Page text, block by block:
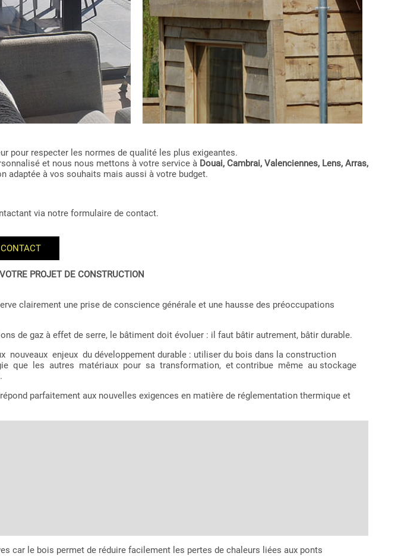
pour respecter les normes de qualité les plus exigeantes.
et nous nous mettons à votre service à Douai, Cambrai, Valenciennes, Lens, Arras,
adaptée à vos souhaits mais aussi à votre budget.
via notre formulaire de contact.
CONTACT
PROJET DE CONSTRUCTION
clairement une prise de conscience générale et une hausse des préoccupations
de gaz à effet de serre, le bâtiment doit évoluer : il faut bâtir autrement, bâtir durable.
enjeux du développement durable : utiliser du bois dans la construction
que les autres matériaux pour sa transformation, et contribue même au stockage
parfaitement aux nouvelles exigences en matière de réglementation thermique et
car le bois permet de réduire facilement les pertes de chaleurs liées aux ponts